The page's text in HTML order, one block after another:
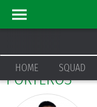
HOME SQUAD
PORTEROS